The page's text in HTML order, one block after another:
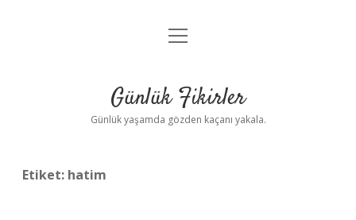
Anasayfa
Yasal Uyarı
menüyü
Günlük Fikirler
Günlük yaşamda gözden kaçanı yakala.
Etiket: hatim